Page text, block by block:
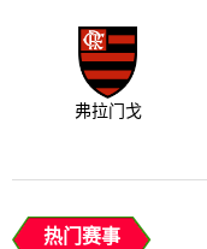
弗拉门戈
热门赛事